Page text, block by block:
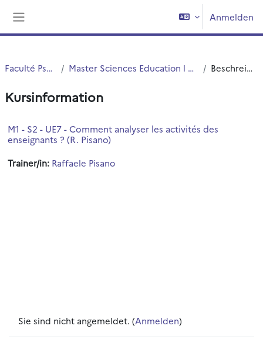
Anmelden
Faculté PsySEF Master Sciences Education l archives Beschreibung
Kursinformation
M1 - S2 - UE7 - Comment analyser les activités des
enseignants ? (R. Pisano)
Trainer/in: Raffaele Pisano
Sie sind nicht angemeldet. (Anmelden)